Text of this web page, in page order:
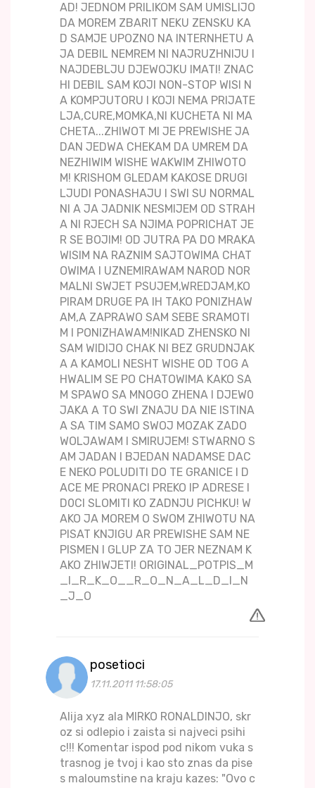
AD! JEDNOM PRILIKOM SAM UMISLIJO
DA MOREM ZBARIT NEKU ZENSKU KA
D SAMJE UPOZNO NA INTERNHETU A
JA DEBIL NEMREM NI NAJRUZHNIJU I
NAJDEBLJU DJEWOJKU IMATI! ZNAC
HI DEBIL SAM KOJI NON-STOP WISI N
A KOMPJUTORU I KOJI NEMA PRIJATE
LJA,CURE,MOMKA,NI KUCHETA NI MA
CHETA...ZHIWOT MI JE PREWISHE JA
DAN JEDWA CHEKAM DA UMREM DA
NEZHIWIM WISHE WAKWIM ZHIWOTO
M! KRISHOM GLEDAM KAKOSE DRUGI
LJUDI PONASHAJU I SWI SU NORMAL
NI A JA JADNIK NESMIJEM OD STRAH
A NI RJECH SA NJIMA POPRICHAT JE
R SE BOJIM! OD JUTRA PA DO MRAKA
WISIM NA RAZNIM SAJTOWIMA CHAT
OWIMA I UZNEMIRAWAM NAROD NOR
MALNI SWJET PSUJEM,WREDJAM,KO
PIRAM DRUGE PA IH TAKO PONIZHAW
AM,A ZAPRAWO SAM SEBE SRAMOTI
M I PONIZHAWAM!NIKAD ZHENSKO NI
SAM WIDIJO CHAK NI BEZ GRUDNJAK
A A KAMOLI NESHT WISHE OD TOG A
HWALIM SE PO CHATOWIMA KAKO SA
M SPAWO SA MNOGO ZHENA I DJEW0
JAKA A TO SWI ZNAJU DA NIE ISTINA
A SA TIM SAMO SWOJ MOZAK ZADO
WOLJAWAM I SMIRUJEM! STWARNO S
AM JADAN I BJEDAN NADAMSE DAC
E NEKO POLUDITI DO TE GRANICE I D
ACE ME PRONACI PREKO IP ADRESE I
D0CI SLOMITI KO ZADNJU PICHKU! W
AKO JA MOREM O SWOM ZHIWOTU NA
PISAT KNJIGU AR PREWISHE SAM NE
PISMEN I GLUP ZA TO JER NEZNAM K
AKO ZHIWJETI! ORIGINAL_POTPIS_M
_I_R_K_O__R_O_N_A_L_D_I_N
_J_O
posetioci
17.11.2011 11:58:05
Alija xyz ala MIRKO RONALDINJO, skr
oz si odlepio i zaista si najveci psihi
c!!! Komentar ispod pod nikom vuka s
trasnog je tvoj i kao sto znas da pise
s maloumstine na kraju kazes: "Ovo c